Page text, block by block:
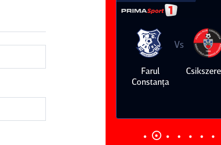
Farul
Vs
Dinamo
Vs
FC